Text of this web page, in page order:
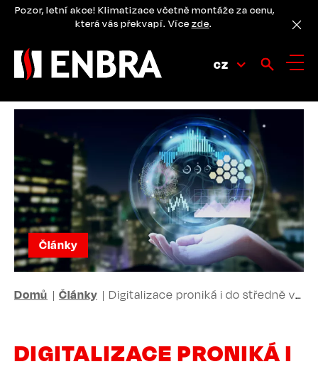
PřejítPozor, letní akce! Klimatizace včetně montáže za cenu,
která vás překvapí. Více zde.
CZ
Články
DROBEČKOVÁ
Domů Články Digitalizace proniká i do středně velkých firem v Česku. Mohou těžit z flexibilního řízení či sdružování v inovačních hubech
DIGITALIZACE PRONIKÁ I